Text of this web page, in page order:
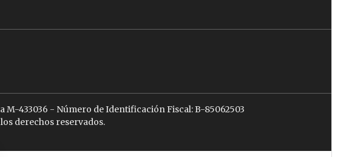
M-433036 - Número de Identificación Fiscal: B-85062503
derechos reservados.